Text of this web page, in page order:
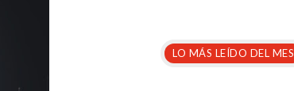
LO MÁS LEÍDO DEL MES